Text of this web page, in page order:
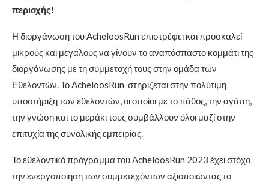
περιοχής!
Η διοργάνωση του AcheloosRun επιστρέφει και προσκαλεί
μικρούς και μεγάλους να γίνουν το αναπόσπαστο κομμάτι της
διοργάνωσης με τη συμμετοχή τους στην ομάδα των
Εθελοντών. Το AcheloosRun στηρίζεται στην πολύτιμη
υποστήριξη των εθελοντών, οι οποίοι με το πάθος, την αγάπη,
την γνώση και το μεράκι τους συμβάλλουν όλοι μαζί στην
επιτυχία της συνολικής εμπειρίας.
Το εθελοντικό πρόγραμμα του AcheloosRun 2023 έχει στόχο
την ενεργοποίηση των συμμετεχόντων αξιοποιώντας το